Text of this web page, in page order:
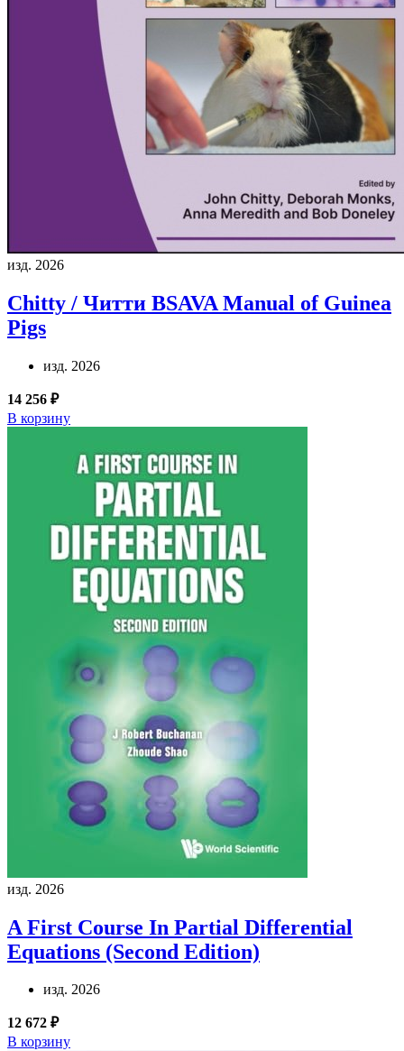
изд. 2026
Chitty / Читти BSAVA Manual of Guinea
Pigs
изд. 2026
14 256 ₽
В корзину
изд. 2026
A First Course In Partial Differential
Equations (Second Edition)
изд. 2026
12 672 ₽
В корзину